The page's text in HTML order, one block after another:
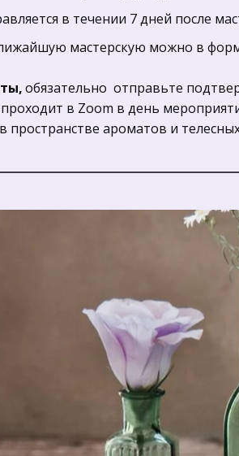
в течении 7 дней после
мастерскую можно в
обязательно  отправьте
в Zoom в день
пространстве ароматов и